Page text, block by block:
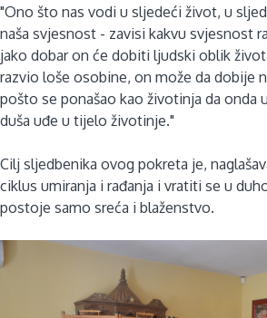
"Ono što nas vodi u sljedeći život, u
naša svjesnost - zavisi kakvu svjesnost
jako dobar on će dobiti ljudski oblik
razvio loše osobine, on može da dobije
pošto se ponašao kao životinja da onda
duša uđe u tijelo životinje."
Cilj sljedbenika ovog pokreta je,
ciklus umiranja i rađanja i vratiti se u
postoje samo sreća i blaženstvo.